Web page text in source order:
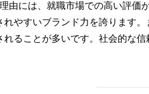
由には、就職市場での高い評価
れやすいブランド力を誇ります
ることが多いです。社会的な